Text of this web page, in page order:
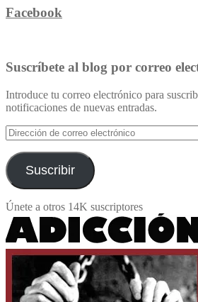
Facebook
Suscríbete al blog por correo
Introduce tu correo electrónico para
notificaciones de nuevas entradas.
Dirección
de
correo
electrónico
Suscribir
Únete a otros 14K suscriptores